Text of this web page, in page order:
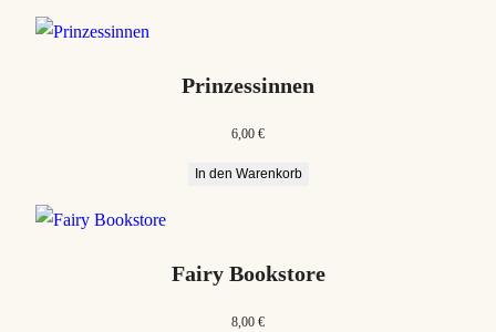
Prinzessinnen
6,00 €
In den Warenkorb
Fairy Bookstore
8,00 €